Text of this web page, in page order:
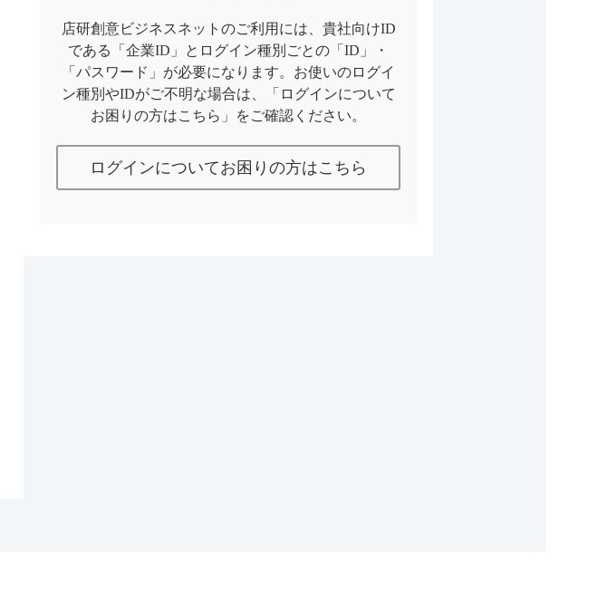
店研創意ビジネスネットのご利用には、貴社向けID
である「企業ID」とログイン種別ごとの「ID」・
「パスワード」が必要になります。お使いのログイ
ン種別やIDがご不明な場合は、「ログインについて
お困りの方はこちら」をご確認ください。
ログインについてお困りの方はこちら